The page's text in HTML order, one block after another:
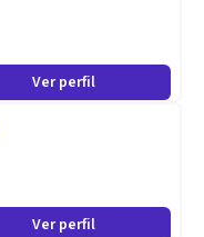
Ver perfil
Ver perfil